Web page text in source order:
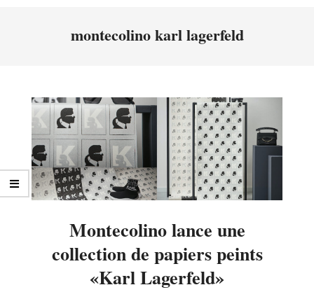
montecolino karl lagerfeld
Montecolino lance une
collection de papiers peints
«Karl Lagerfeld»